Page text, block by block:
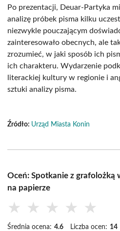
Po prezentacji, Deuar-Partyka
analizę próbek pisma kilku
niezwykle pouczającym
zainteresowało obecnych, ale
zrozumieć, w jaki sposób ich
ich charakteru. Wydarzenie
literackiej kultury w regionie i
sztuki analizy pisma.
Źródło: Urząd Miasta Konin
Oceń: Spotkanie z grafolożką
na papierze
★ ★ ★ ★ ★
Średnia ocena: 4.6 Liczba ocen: 14